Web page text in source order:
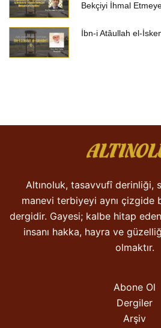
Bekçiyi İhmal
İbn-i Atâullah el-
Altınoluk, tasavvufî derinliği,
manevi terbiyeyi aynı çizgide
dergidir. Gayesi; kalbe hitap
insanı hakka, hayra ve
olmaktır.
Abone Ol
Dergiler
Arşiv